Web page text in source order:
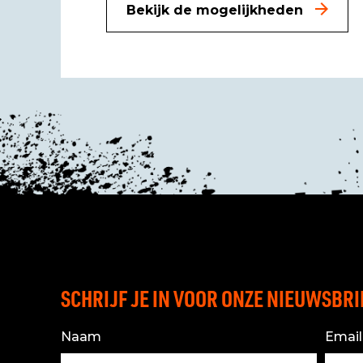
Bekijk de mogelijkheden
SCHRIJF JE IN VOOR ONZE
Naam Email